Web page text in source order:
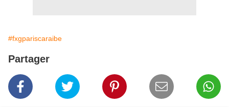
#fxgpariscaraibe
Partager